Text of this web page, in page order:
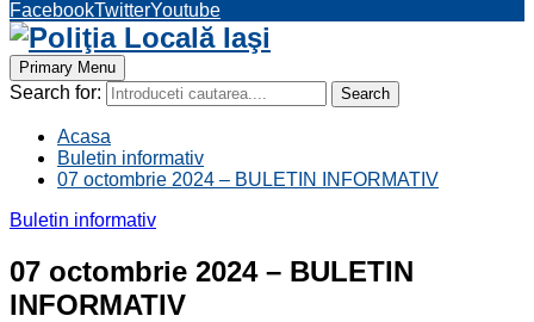
FacebookTwitterYoutube
Primary Menu
Search for: Search
Acasa
Buletin informativ
07 octombrie 2024 – BULETIN INFORMATIV
Buletin informativ
07 octombrie 2024 – BULETIN
INFORMATIV